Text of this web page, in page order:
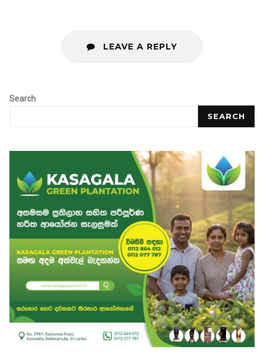
LEAVE A REPLY
Search
SEARCH